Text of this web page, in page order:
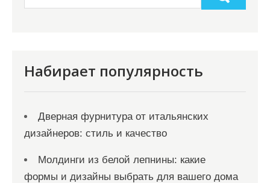
м
Набирает популярность
Дверная фурнитура от итальянских
дизайнеров: стиль и качество
Молдинги из белой лепнины: какие
формы и дизайны выбрать для вашего дома